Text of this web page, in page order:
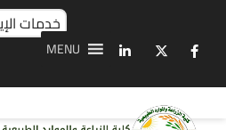
خدمات
MENU